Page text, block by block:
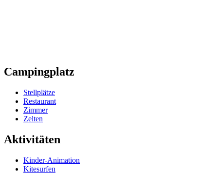
Campingplatz
Stellplätze
Restaurant
Zimmer
Zelten
Aktivitäten
Kinder-Animation
Kitesurfen